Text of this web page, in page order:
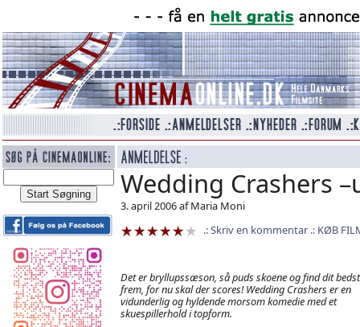
Wedding Crashers
3. april 2006 af Maria Moni
Skriv en kommentar
KØB
Det er bryllupssæson, så puds skoene og find dit
frem, for nu skal der scores! Wedding Crashers er en
vidunderlig og hyldende morsom komedie med et
skuespillerhold i topform.